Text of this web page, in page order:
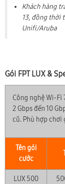
Khách hàng
13, đồng thời
Unifi/Aruba
Gói FPT LUX &
Công nghệ Wi-Fi
2 Gbps đến 10
cũ. Phù hợp chơi
Tên gói
cước
LUX 500